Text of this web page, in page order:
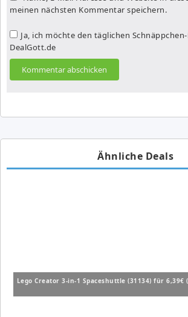
meinen nächsten Kommentar speichern.
Ja, ich möchte den täglichen
DealGott.de
Ähnliche Deals
Lego Creator 3-in-1 Spaceshuttle (31134) für 6,39€